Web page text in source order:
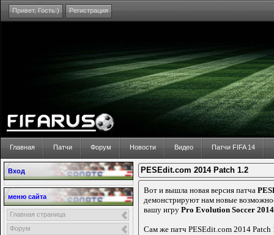
Привет, Гость:) Регистрация
Главная Патчи Форум Новости Видео Патчи FIFA 14
Вход
меню сайта
Главная страница
Форум
PESEdit.com 2014 Patch 1.2
Вот и вышла новая версия патча
демонстрируют нам новые
вашу игру Pro Evolution Soccer 2014
Сам же патч PESEdit.com 2014